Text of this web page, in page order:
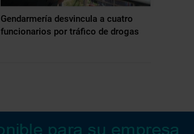
Gendarmería desvincula a cuatro
funcionarios por tráfico de drogas